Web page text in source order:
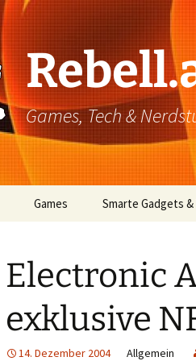
Games, Tech &
Games
Xbox
PlayStation
Mobile
Smarte Gadgets &
Electronic
exklusive
14. Dezember 2004 Allgemein